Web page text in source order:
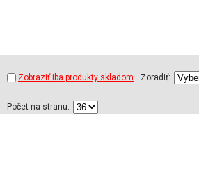
Zobraziť iba produkty skladom Zoradiť:
Počet na stranu: